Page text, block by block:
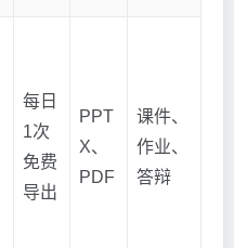
每日
1次
免费
导出
PPT
X、
PDF
课件、
作业、
答辩